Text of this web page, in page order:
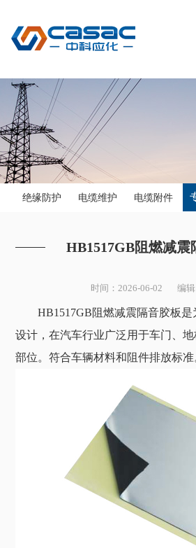
绝缘防护 电缆维护 电缆附件
HB1517GB阻燃减震
时间：2026-06-02 编辑
HB1517GB阻燃减震隔音胶板是
设计，在汽车行业广泛用于车门、
部位。符合车辆材料和阻件排放标准